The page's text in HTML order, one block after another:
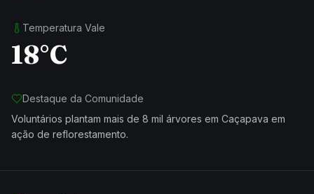
Temperatura Vale
18°C
Destaque da Comunidade
Voluntários plantam mais de 8 mil árvores em Caçapava em
ação de reflorestamento.